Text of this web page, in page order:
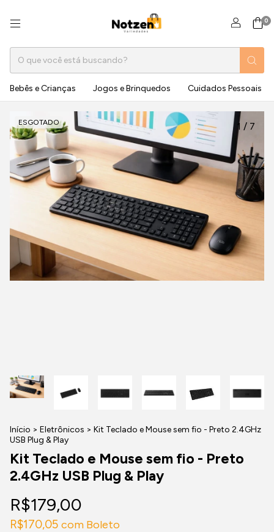
0
Bebês e Crianças Jogos e Brinquedos Cuidados Pessoais
ESGOTADO 1 / 7
Início > Eletrônicos > Kit Teclado e Mouse sem fio - Preto 2.4GHz
USB Plug & Play
Kit Teclado e Mouse sem fio - Preto
2.4GHz USB Plug & Play
R$179,00
R$170,05 com Boleto